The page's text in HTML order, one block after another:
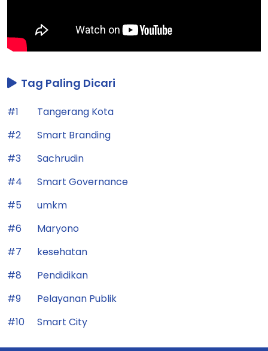
Tag Paling Dicari
#1
Tangerang Kota
#2
Smart Branding
#3
Sachrudin
#4
Smart Governance
#5
umkm
#6
Maryono
#7
kesehatan
#8
Pendidikan
#9
Pelayanan Publik
#10
Smart City